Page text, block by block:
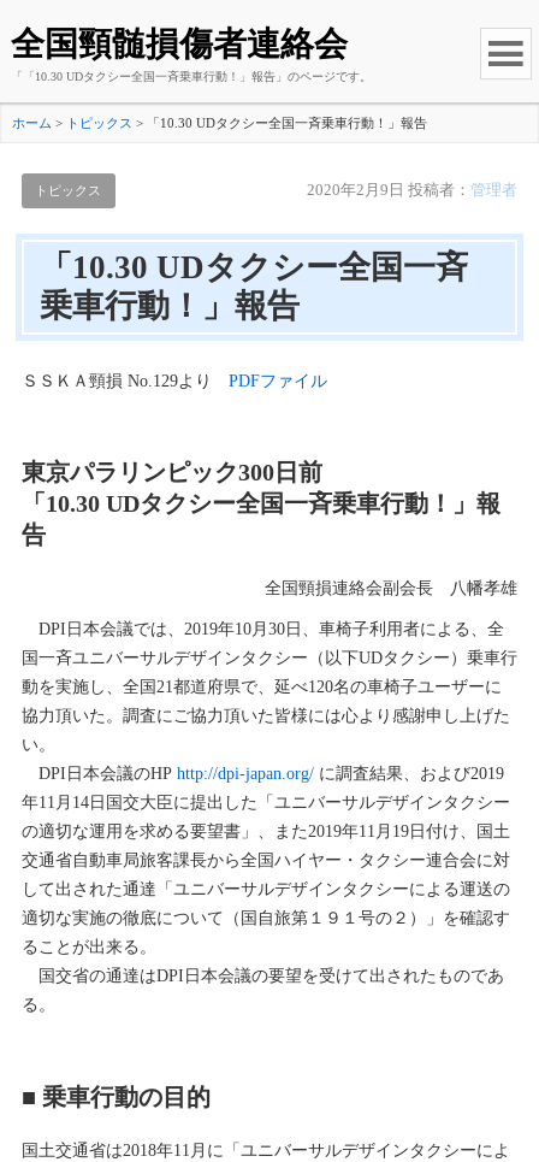
全国頸髄損傷者連絡会
「「10.30 UDタクシー全国一斉乗車行動！」報告」のページです。
ホーム > トピックス > 「10.30 UDタクシー全国一斉乗車行動！」報告
トピックス 2020年2月9日 投稿者：管理者
「10.30 UDタクシー全国一斉
乗車行動！」報告
ＳＳＫＡ頸損 No.129より PDFファイル
東京パラリンピック300日前
「10.30 UDタクシー全国一斉乗車行動！」報
告
全国頸損連絡会副会長 八幡孝雄
DPI日本会議では、2019年10月30日、車椅子利用者による、全
国一斉ユニバーサルデザインタクシー（以下UDタクシー）乗車行
動を実施し、全国21都道府県で、延べ120名の車椅子ユーザーに
協力頂いた。調査にご協力頂いた皆様には心より感謝申し上げた
い。
DPI日本会議のHPhttp://dpi-japan.org/ に調査結果、および2019
年11月14日国交大臣に提出した「ユニバーサルデザインタクシー
の適切な運用を求める要望書」、また2019年11月19日付け、国土
交通省自動車局旅客課長から全国ハイヤー・タクシー連合会に対
して出された通達「ユニバーサルデザインタクシーによる運送の
適切な実施の徹底について（国自旅第１９１号の２）」を確認す
ることが出来る。
国交省の通達はDPI日本会議の要望を受けて出されたものであ
る。
■ 乗車行動の目的
国土交通省は2018年11月に「ユニバーサルデザインタクシーによ